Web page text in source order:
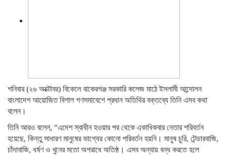
শনিবার (২৬ অক্টোবর) বিকেলে বাকেরগঞ্জ সরকারি কলেজ মাঠে ইসলামী আন্দোলন
বাংলাদেশ আয়োজিত বিশাল গণসমাবেশে প্রধান অতিথির বক্তব্যে তিনি এসব কথা
বলেন।
তিনি আরও বলেন, “এদেশ স্বাধীন হওয়ার পর থেকে একাধিকবার নেতার পরিবর্তন
হয়েছে, কিন্তু সাধারণ মানুষের ভাগ্যের কোনো পরিবর্তন হয়নি। মানুষ চুরি, টেন্ডারবাজি,
চাঁদাবাজি, ধর্ষণ ও খুনের মতো অপরাধে অতিষ্ঠ। এসব অন্যায় বন্ধ করতে হলে